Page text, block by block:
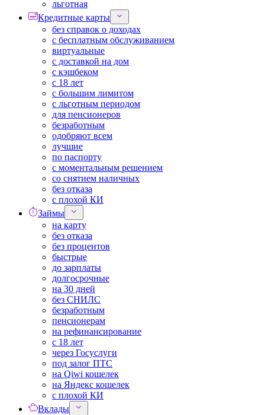
льготная
Кредитные карты
без справок о доходах
с бесплатным обслуживанием
виртуальные
с доставкой на дом
с кэшбеком
с 18 лет
с большим лимитом
с льготным периодом
для пенсионеров
безработным
одобряют всем
лучшие
по паспорту
с моментальным решением
со снятием наличных
без отказа
с плохой КИ
Займы
на карту
без отказа
без процентов
быстрые
до зарплаты
долгосрочные
на 30 дней
без СНИЛС
безработным
пенсионерам
на рефинансирование
с 18 лет
через Госуслуги
под залог ПТС
на Qiwi кошелек
на Яндекс кошелек
с плохой КИ
Вклады